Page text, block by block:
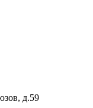
д.59